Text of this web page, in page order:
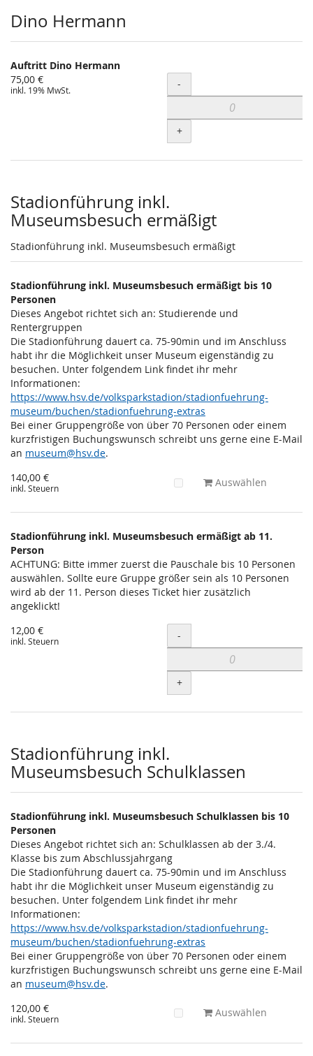
Dino Hermann
Auftritt Dino Hermann
75,00 €
inkl. 19% MwSt. Menge
-
+
Stadionführung inkl.
Museumsbesuch ermäßigt
Stadionführung inkl. Museumsbesuch ermäßigt
Stadionführung inkl. Museumsbesuch ermäßigt bis 10
Personen
Dieses Angebot richtet sich an: Studierende und
Rentergruppen
Die Stadionführung dauert ca. 75-90min und im Anschluss
habt ihr die Möglichkeit unser Museum eigenständig zu
besuchen. Unter folgendem Link findet ihr mehr
Informationen:
https://www.hsv.de/volksparkstadion/stadionfuehrung-
museum/buchen/stadionfuehrung-extras
Bei einer Gruppengröße von über 70 Personen oder einem
kurzfristigen Buchungswunsch schreibt uns gerne eine E-Mail
an museum@hsv.de.
140,00 €
inkl. Steuern Auswählen
Stadionführung inkl. Museumsbesuch ermäßigt ab 11.
Person
ACHTUNG: Bitte immer zuerst die Pauschale bis 10 Personen
auswählen. Sollte eure Gruppe größer sein als 10 Personen
wird ab der 11. Person dieses Ticket hier zusätzlich
angeklickt!
12,00 €
inkl. Steuern Menge
-
+
Stadionführung inkl.
Museumsbesuch Schulklassen
Stadionführung inkl. Museumsbesuch Schulklassen bis 10
Personen
Dieses Angebot richtet sich an: Schulklassen ab der 3./4.
Klasse bis zum Abschlussjahrgang
Die Stadionführung dauert ca. 75-90min und im Anschluss
habt ihr die Möglichkeit unser Museum eigenständig zu
besuchen. Unter folgendem Link findet ihr mehr
Informationen:
https://www.hsv.de/volksparkstadion/stadionfuehrung-
museum/buchen/stadionfuehrung-extras
Bei einer Gruppengröße von über 70 Personen oder einem
kurzfristigen Buchungswunsch schreibt uns gerne eine E-Mail
an museum@hsv.de.
120,00 €
inkl. Steuern Auswählen